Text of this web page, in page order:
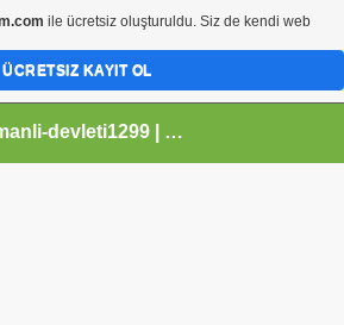
osmanli-devleti1299 | Osmanli Devleti | osmanli padisahlari | osmanli vezirleri | Osmanli Ansiklopedi Bilgileri
ile ücretsiz oluşturuldu. Siz de kendi web
ÜCRETSIZ KAYIT OL